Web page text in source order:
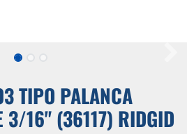
TIPO PALANCA
3/16" (36117) RIDGID